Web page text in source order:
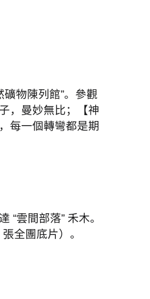
礦物陳列館”。參觀
，曼妙無比；【神
每一個轉彎都是期
“雲間部落” 禾木。
張全團底片）。